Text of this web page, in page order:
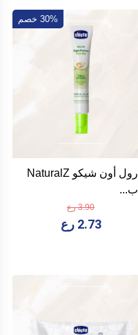
30% خصم
رول أون شيكو NaturalZ
ب...
3.90 رع
2.73 رع